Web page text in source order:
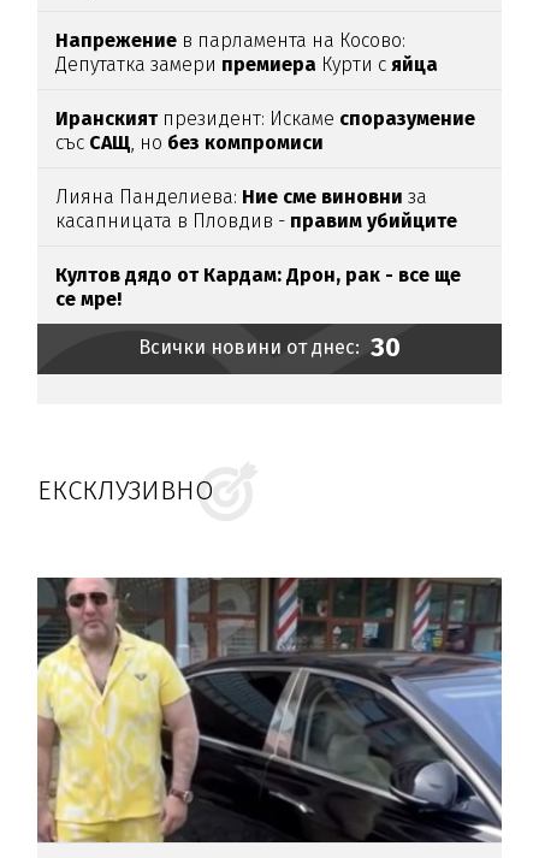
Напрежение в парламента на Косово:
Депутатка замери премиера Курти сяйца
Иранскиятпрезидент: Искаме споразумение
със САЩ, но без компромиси
Лияна Панделиева: Ние сме виновниза
касапницата в Пловдив - правим убийците
Култов дядо от Кардам: Дрон, рак - все ще
се мре!
Всички новини от днес: 30
ЕКСКЛУЗИВНО